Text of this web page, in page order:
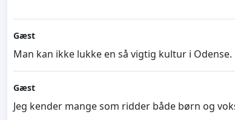
Gæst
Man kan ikke lukke en så vigtig kultur i
Gæst
Jeg kender mange som ridder både børn og